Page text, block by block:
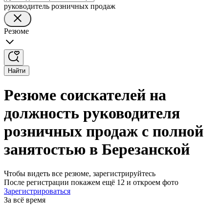
руководитель розничных продаж
Резюме
Найти
Резюме соискателей на
должность руководителя
розничных продаж с полной
занятостью в Березанской
Чтобы видеть все резюме, зарегистрируйтесь
После регистрации покажем ещё 12 и откроем фото
Зарегистрироваться
За всё время